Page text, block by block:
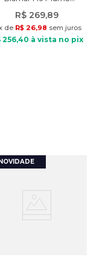
R$ 269,89
de R$ 26,98 sem juros
256,40 à vista no pix